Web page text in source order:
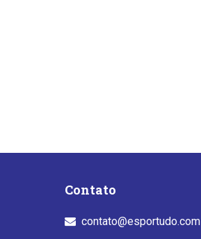
Contato
contato@esportudo.com